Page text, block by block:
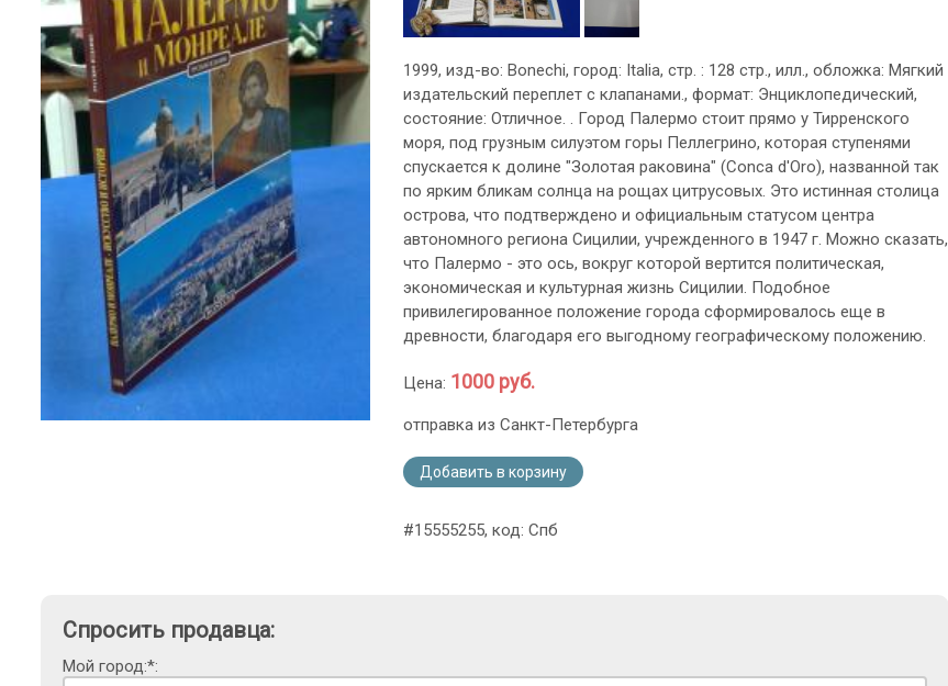
1999, изд-во: Bonechi, город: Italia, стр. : 128 стр., илл., обложка: Мягкий
издательский переплет с клапанами., формат: Энциклопедический,
состояние: Отличное. . Город Палермо стоит прямо у Тирренского
моря, под грузным силуэтом горы Пеллегрино, которая ступенями
спускается к долине "Золотая раковина" (Conса d'Oro), названной так
по ярким бликам солнца на рощах цитрусовых. Это истинная столица
острова, что подтверждено и официальным статусом центра
автономного региона Сицилии, учрежденного в 1947 г. Можно сказать,
что Палермо - это ось, вокруг которой вертится политическая,
экономическая и культурная жизнь Сицилии. Подобное
привилегированное положение города сформировалось еще в
древности, благодаря его выгодному географическому положению.
Цена: 1000 руб.
отправка из Санкт-Петербурга
Добавить в корзину
#15555255, код: Спб
Спросить продавца:
Мой город:*: